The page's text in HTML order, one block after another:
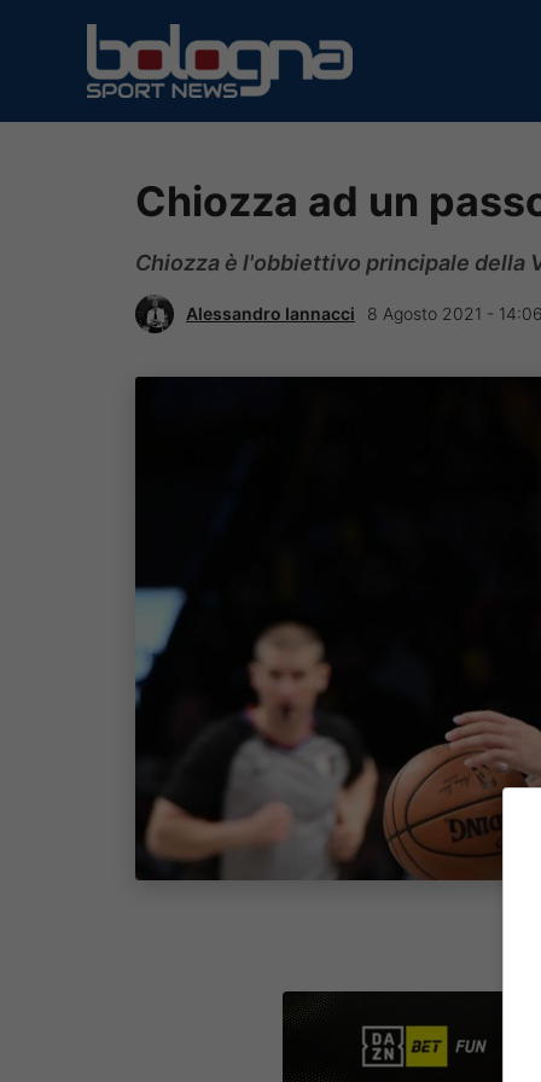
contenuto
Chiozza ad un
Chiozza è l'obbiettivo principale della
Alessandro Iannacci 8 Agosto 2021 - 14:06